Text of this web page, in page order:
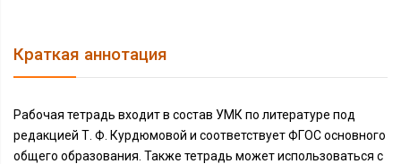
Краткая аннотация
Рабочая тетрадь входит в состав УМК по литературе под
редакцией Т. Ф. Курдюмовой и соответствует ФГОС основного
общего образования. Также тетрадь может использоваться с